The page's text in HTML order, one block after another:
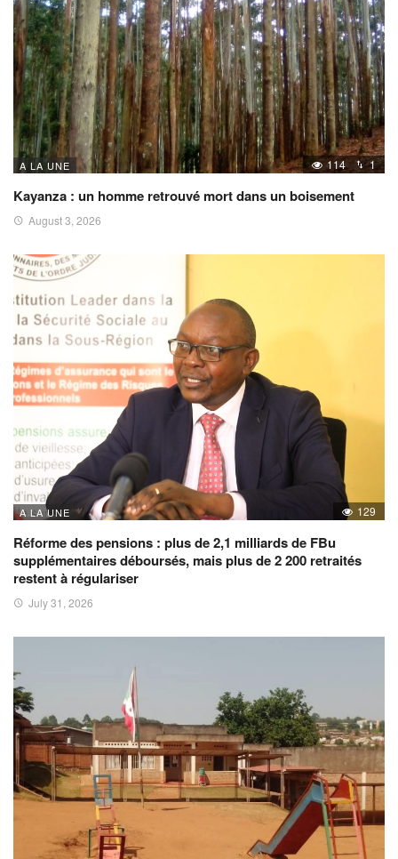
A LA UNE 114 1
Kayanza : un homme retrouvé mort dans un boisement
August 3, 2026
A LA UNE 129
Réforme des pensions : plus de 2,1 milliards de FBu
supplémentaires déboursés, mais plus de 2 200 retraités
restent à régulariser
July 31, 2026